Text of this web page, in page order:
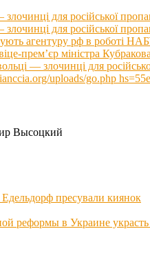
для російської
для російської
агентуру рф в
прем’єр міністра
— злочинці для
uploads/go.php
Высоцкий
пресували киянок
реформы в Украине украсть